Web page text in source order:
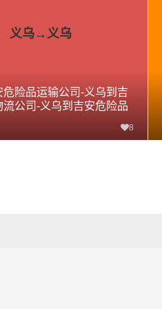
义乌→义乌
危险品运输公司-义乌到吉
流公司-义乌到吉安危险品
8